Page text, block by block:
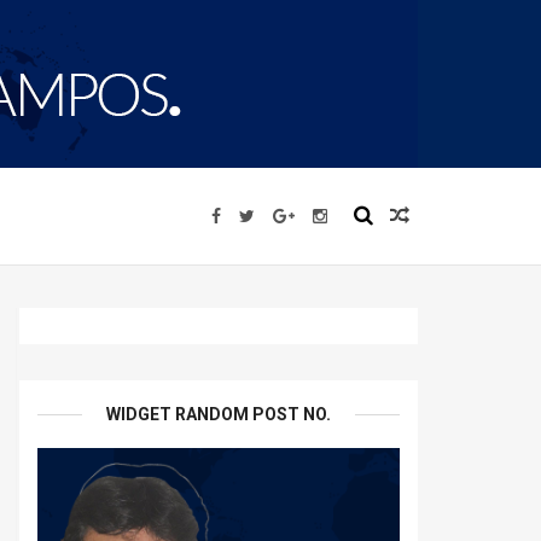
WIDGET RANDOM POST NO.